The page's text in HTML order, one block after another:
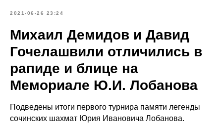
2021-06-26 23:24
Михаил Демидов и Давид
Гочелашвили отличились в
рапиде и блице на
Мемориале Ю.И. Лобанова
Подведены итоги первого турнира памяти легенды
сочинских шахмат Юрия Ивановича Лобанова.